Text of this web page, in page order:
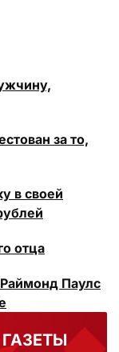
за то,
в своей
отца
Паулс